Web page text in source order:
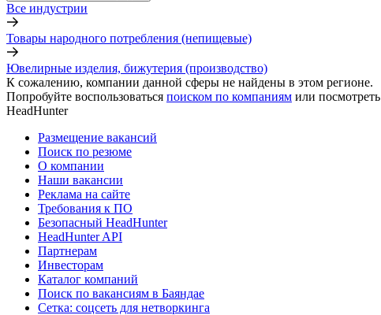
Все индустрии
Товары народного потребления (непищевые)
Ювелирные изделия, бижутерия (производство)
К сожалению, компании данной сферы не найдены в этом регионе.
Попробуйте воспользоваться поиском по компаниям или посмотреть
HeadHunter
Размещение вакансий
Поиск по резюме
О компании
Наши вакансии
Реклама на сайте
Требования к ПО
Безопасный HeadHunter
HeadHunter API
Партнерам
Инвесторам
Каталог компаний
Поиск по вакансиям в Баяндае
Сетка: соцсеть для нетворкинга